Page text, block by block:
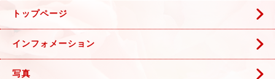
トップページ
インフォメーション
写真